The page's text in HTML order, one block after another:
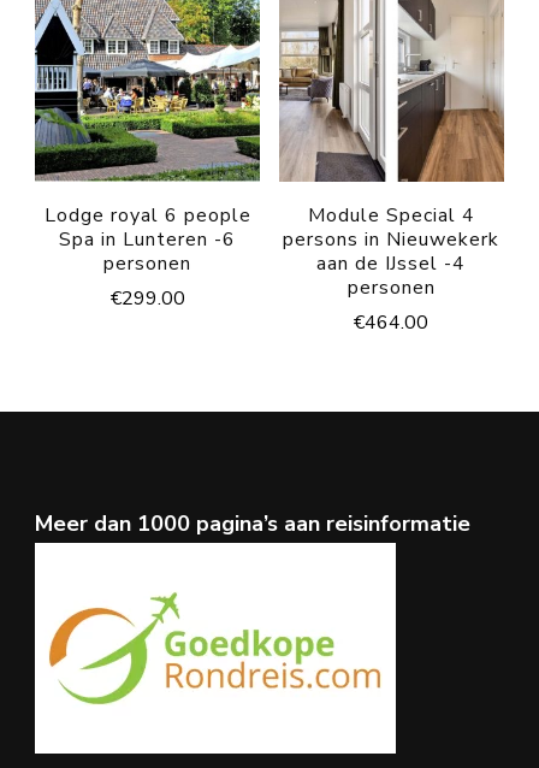
Lodge royal 6 people
Spa in Lunteren -6
personen
€299.00
Module Special 4
persons in Nieuwekerk
aan de IJssel -4
personen
€464.00
Meer dan 1000 pagina’s aan reisinformatie